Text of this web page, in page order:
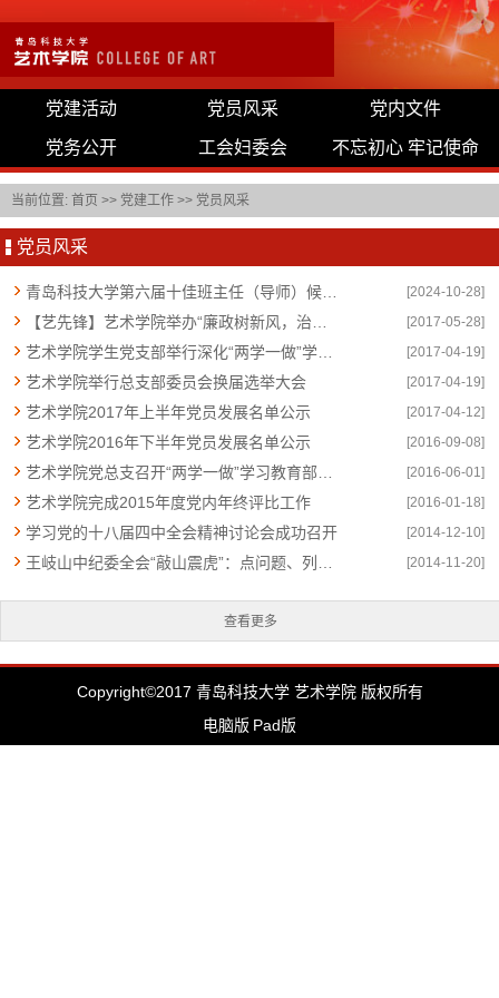
党建活动 党员风采 党内文件
党务公开 工会妇委会 不忘初心 牢记使命
当前位置: 首页 >> 党建工作 >> 党员风采
党员风采
[2024-10-28]
[2017-05-28]
[2017-04-19]
艺术学院举行总支部委员会换届选举大会 [2017-04-19]
艺术学院2017年上半年党员发展名单公示 [2017-04-12]
艺术学院2016年下半年党员发展名单公示 [2016-09-08]
[2016-06-01]
艺术学院完成2015年度党内年终评比工作 [2016-01-18]
学习党的十八届四中全会精神讨论会成功召开 [2014-12-10]
[2014-11-20]
查看更多
Copyright©2017 青岛科技大学 艺术学院 版权所有
电脑版 Pad版